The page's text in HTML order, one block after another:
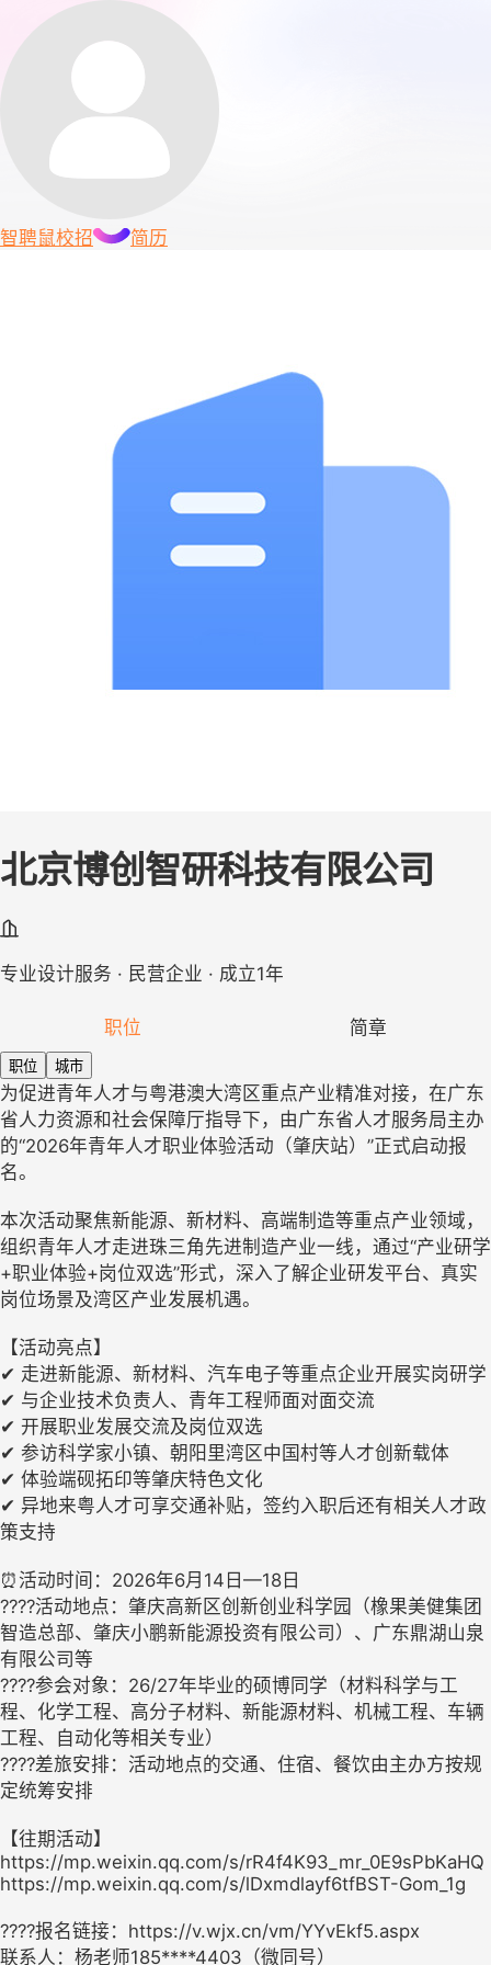
智聘鼠校招 简历
北京博创智研科技有限公司
专业设计服务 · 民营企业 · 成立1年
职位 简章
职位 城市
为促进青年人才与粤港澳大湾区重点产业精准对接，在广东
省人力资源和社会保障厅指导下，由广东省人才服务局主办
的“2026年青年人才职业体验活动（肇庆站）”正式启动报
名。
本次活动聚焦新能源、新材料、高端制造等重点产业领域，
组织青年人才走进珠三角先进制造产业一线，通过“产业研学
+职业体验+岗位双选”形式，深入了解企业研发平台、真实
岗位场景及湾区产业发展机遇。
【活动亮点】
✔ 走进新能源、新材料、汽车电子等重点企业开展实岗研学
✔ 与企业技术负责人、青年工程师面对面交流
✔ 开展职业发展交流及岗位双选
✔ 参访科学家小镇、朝阳里湾区中国村等人才创新载体
✔ 体验端砚拓印等肇庆特色文化
✔ 异地来粤人才可享交通补贴，签约入职后还有相关人才政
策支持
⏰活动时间：2026年6月14日—18日
????活动地点：肇庆高新区创新创业科学园（橡果美健集团
智造总部、肇庆小鹏新能源投资有限公司）、广东鼎湖山泉
有限公司等
????参会对象：26/27年毕业的硕博同学（材料科学与工
程、化学工程、高分子材料、新能源材料、机械工程、车辆
工程、自动化等相关专业）
????差旅安排：活动地点的交通、住宿、餐饮由主办方按规
定统筹安排
【往期活动】
https://mp.weixin.qq.com/s/rR4f4K93_mr_0E9sPbKaHQ
https://mp.weixin.qq.com/s/lDxmdlayf6tfBST-Gom_1g
????报名链接：https://v.wjx.cn/vm/YYvEkf5.aspx
联系人：杨老师185****4403（微同号）